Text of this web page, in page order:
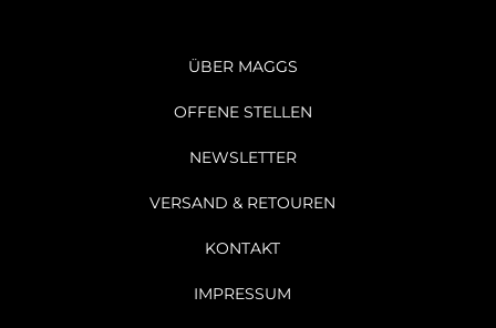
ÜBER MAGGS
OFFENE STELLEN
NEWSLETTER
VERSAND & RETOUREN
KONTAKT
IMPRESSUM